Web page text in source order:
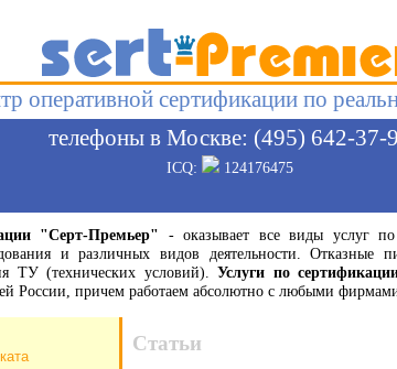
оперативной сертификации по
телефоны в Москве: (495) 642-37-
ICQ: 124176475
"Серт-Премьер" - оказывает все виды услуг
и различных видов деятельности. Отказные
ТУ (технических условий).Услуги по
России, причем работаем абсолютно с любыми
Статьи